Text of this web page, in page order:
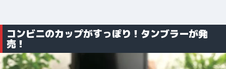
コンビニのカップがすっぽり！タンブラーが発
売！